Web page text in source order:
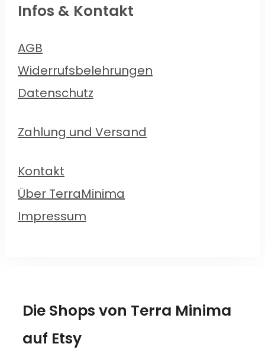
Infos & Kontakt
AGB
Widerrufsbelehrungen
Datenschutz
Zahlung und Versand
Kontakt
Über TerraMinima
Impressum
Die Shops von Terra Minima
auf Etsy